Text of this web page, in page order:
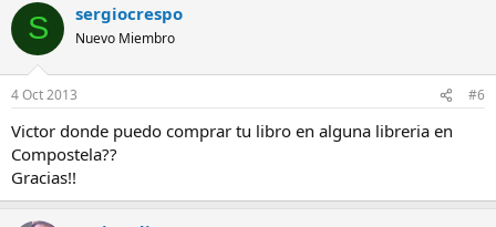
S sergiocrespo
Nuevo Miembro
4 Oct 2013 #6
Victor donde puedo comprar tu libro en alguna libreria en
Compostela??
Gracias!!